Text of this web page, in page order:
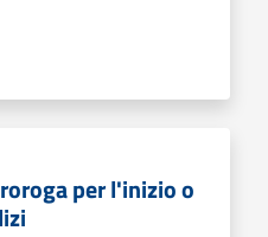
per l'inizio o